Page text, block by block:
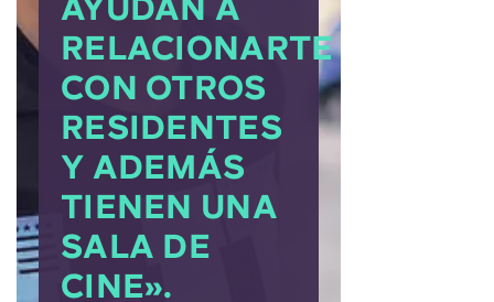
RELACIONARTE
CON OTROS
RESIDENTES
Y ADEMÁS
TIENEN UNA
SALA DE
CINE».